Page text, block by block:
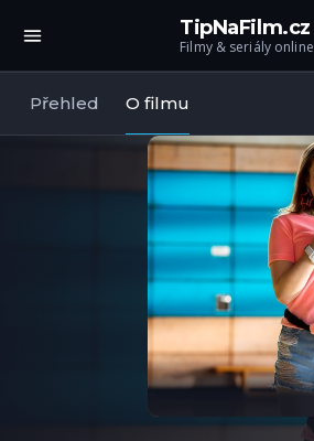
TipNaFilm.cz
Filmy & seriály online
Přehled O filmu